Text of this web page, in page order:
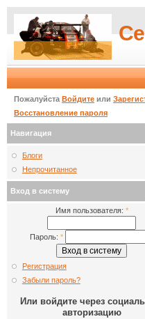
Пожалуйста Войдите или
Восстановление пароля
Навигация
Блоги
Непрочитанное
Вход в систему
Имя пользователя: *
Пароль: *
Регистрация
Забыли пароль?
Или войдите через
авторизацию